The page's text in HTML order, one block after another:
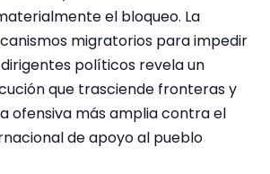
el bloqueo. La
migratorios para impedir
políticos revela un
que trasciende fronteras y
ofensiva más amplia contra el
de apoyo al pueblo